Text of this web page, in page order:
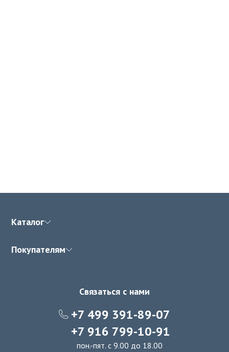
Каталог
Покупателям
Связаться с нами
+7 499 391-89-07
+7 916 799-10-91
пон.-пят. с 9.00 до 18.00